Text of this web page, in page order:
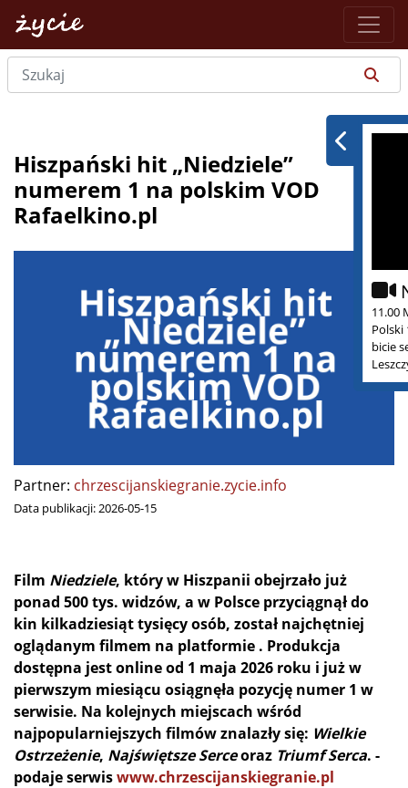
11.00
Polski
bicie
Hiszpański hit „Niedziele”
numerem 1 na polskim VOD
Rafaelkino.pl
Partner: chrzescijanskiegranie.zycie.info
Data publikacji:2026-05-15
Film Niedziele, który w Hiszpanii obejrzało już
ponad 500 tys. widzów, a w Polsce przyciągnął do
kin kilkadziesiąt tysięcy osób, został najchętniej
oglądanym filmem na platformie . Produkcja
dostępna jest online od 1 maja 2026 roku i już w
pierwszym miesiącu osiągnęła pozycję numer 1 w
serwisie. Na kolejnych miejscach wśród
najpopularniejszych filmów znalazły się: Wielkie
Ostrzeżenie, Najświętsze Serceoraz Triumf Serca. -
podaje serwiswww.chrzescijanskiegranie.pl